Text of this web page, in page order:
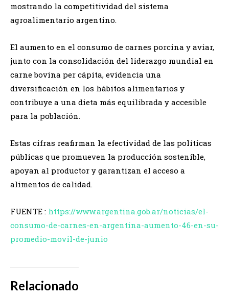
mostrando la competitividad del sistema
agroalimentario argentino.
El aumento en el consumo de carnes porcina y aviar,
junto con la consolidación del liderazgo mundial en
carne bovina per cápita, evidencia una
diversificación en los hábitos alimentarios y
contribuye a una dieta más equilibrada y accesible
para la población.
Estas cifras reafirman la efectividad de las políticas
públicas que promueven la producción sostenible,
apoyan al productor y garantizan el acceso a
alimentos de calidad.
FUENTE : https://www.argentina.gob.ar/noticias/el-
consumo-de-carnes-en-argentina-aumento-46-en-su-
promedio-movil-de-junio
Relacionado